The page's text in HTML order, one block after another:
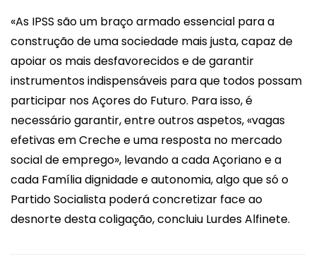
«As IPSS são um braço armado essencial para a
construção de uma sociedade mais justa, capaz de
apoiar os mais desfavorecidos e de garantir
instrumentos indispensáveis para que todos possam
participar nos Açores do Futuro. Para isso, é
necessário garantir, entre outros aspetos, «vagas
efetivas em Creche e uma resposta no mercado
social de emprego», levando a cada Açoriano e a
cada Família dignidade e autonomia, algo que só o
Partido Socialista poderá concretizar face ao
desnorte desta coligação, concluiu Lurdes Alfinete.